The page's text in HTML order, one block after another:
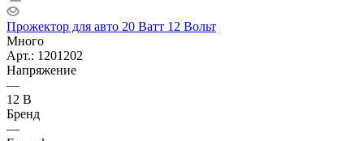
Прожектор для авто 20 Ватт 12 Вольт
Много
Арт.: 1201202
Напряжение
—
12 В
Бренд
—